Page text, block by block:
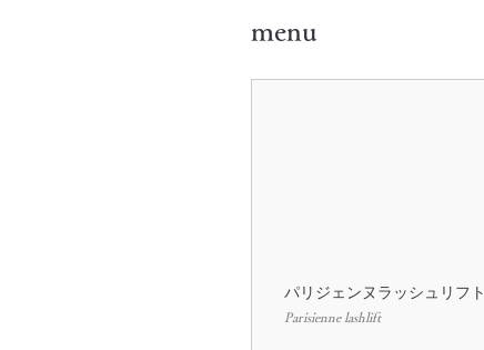
menu
パリジェンヌラッシュリフト
Parisienne lashlift